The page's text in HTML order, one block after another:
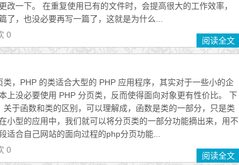
改一下。 在重复使用已有的文件时，会提高很大的工作效率，
了，也没必要再写一篇了，这就是为什么...
0
阅读全文
，PHP 的类适合大型的 PHP 应用程序，其实对于一些小的企
上没必要使用 PHP 分页类，反而使得面向对象更有性价比。 下
于函数和类的区别，可以理解成，函数是类的一部分，只是类
小型的应用中，我们就可以将分页类的一部分功能摘出来，用不
适合自己网站的面向过程的php分页功能...
0
阅读全文